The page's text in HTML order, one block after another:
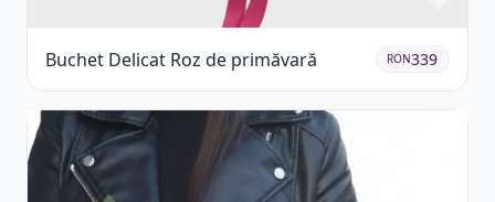
Buchet Delicat Roz de primăvară RON339